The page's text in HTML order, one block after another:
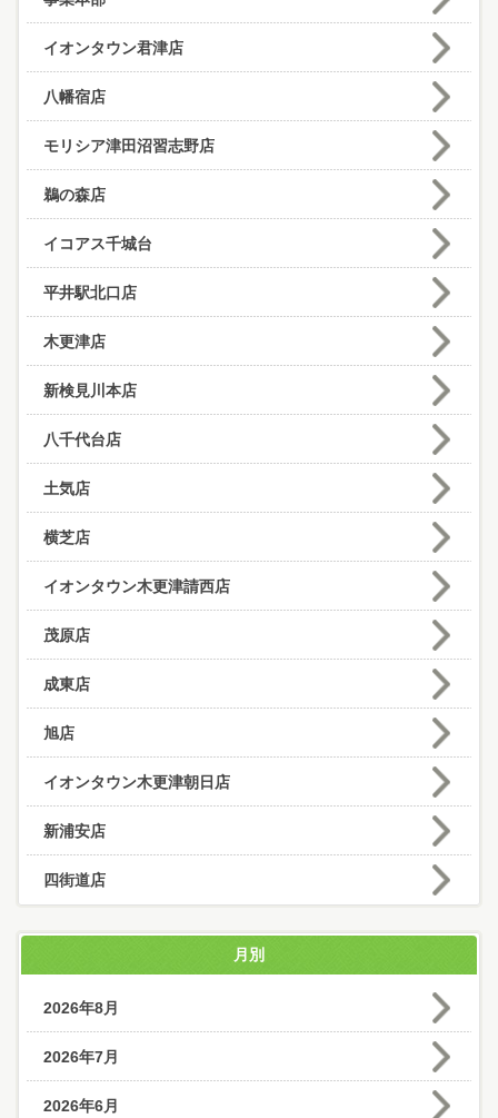
イオンタウン君津店
八幡宿店
モリシア津田沼習志野店
鵜の森店
イコアス千城台
平井駅北口店
木更津店
新検見川本店
八千代台店
土気店
横芝店
イオンタウン木更津請西店
茂原店
成東店
旭店
イオンタウン木更津朝日店
新浦安店
四街道店
月別
2026年8月
2026年7月
2026年6月